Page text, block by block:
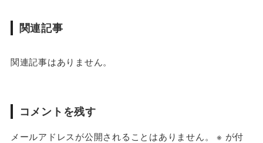
関連記事
関連記事はありません。
コメントを残す
メールアドレスが公開されることはありません。 ※ が付